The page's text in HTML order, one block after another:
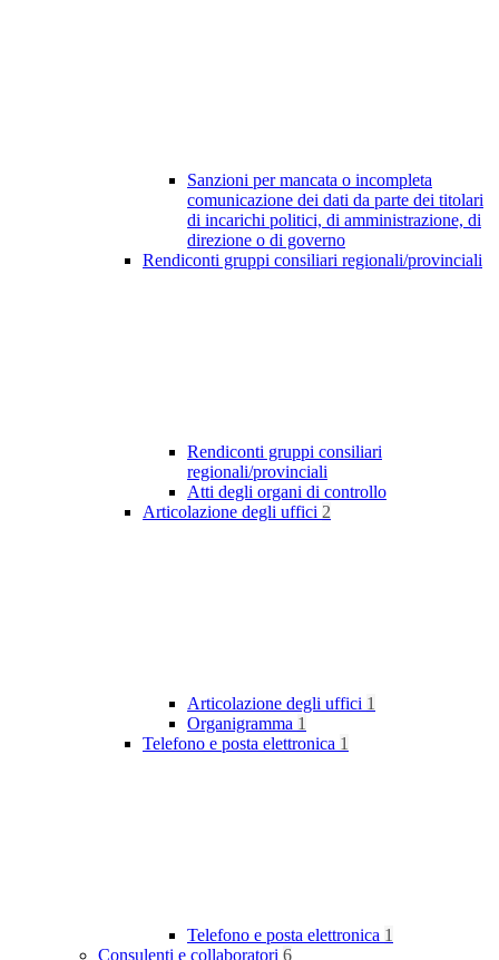
Sanzioni per mancata o incompleta
comunicazione dei dati da parte dei titolari
di incarichi politici, di amministrazione, di
direzione o di governo
Rendiconti gruppi consiliari regionali/provinciali
Rendiconti gruppi consiliari
regionali/provinciali
Atti degli organi di controllo
Articolazione degli uffici 2
Articolazione degli uffici 1
Organigramma 1
Telefono e posta elettronica 1
Telefono e posta elettronica 1
Consulenti e collaboratori 6